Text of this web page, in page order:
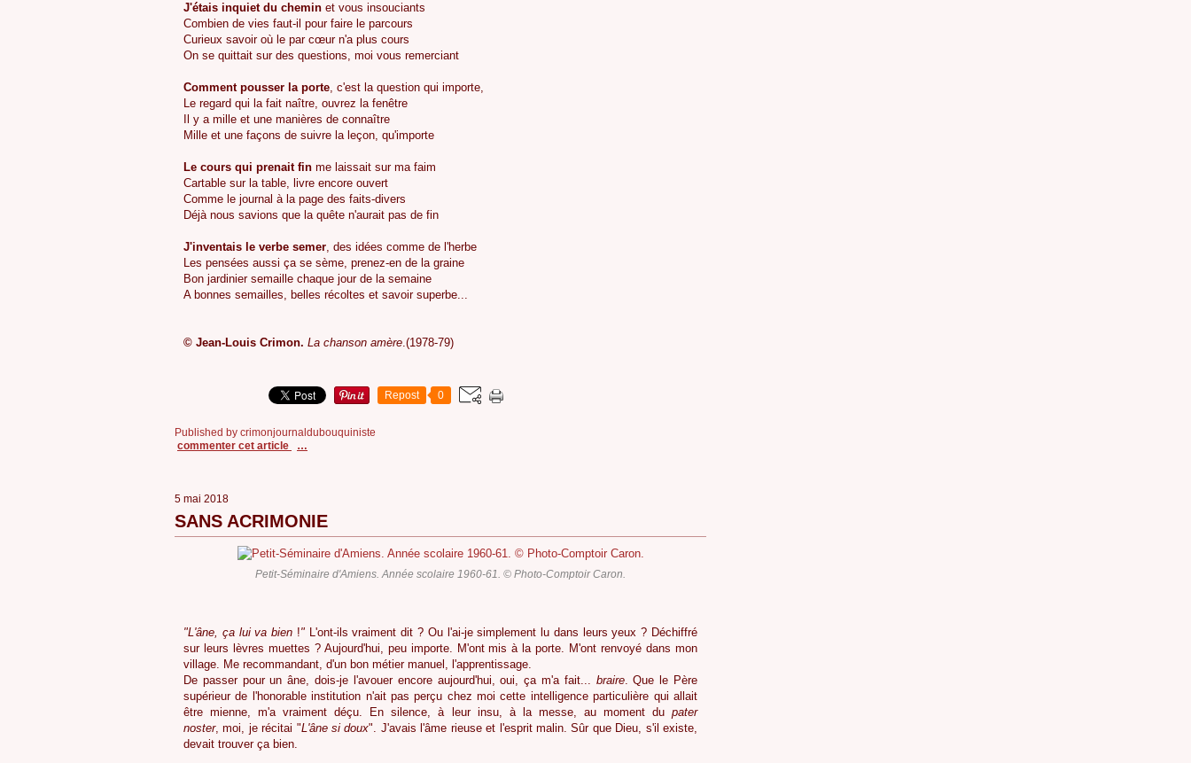
J'étais inquiet du chemin et vous insouciants
Combien de vies faut-il pour faire le parcours
Curieux savoir où le par cœur n'a plus cours
On se quittait sur des questions, moi vous remerciant
Comment pousser la porte, c'est la question qui importe,
Le regard qui la fait naître, ouvrez la fenêtre
Il y a mille et une manières de connaître
Mille et une façons de suivre la leçon, qu'importe
Le cours qui prenait fin me laissait sur ma faim
Cartable sur la table, livre encore ouvert
Comme le journal à la page des faits-divers
Déjà nous savions que la quête n'aurait pas de fin
J'inventais le verbe semer, des idées comme de l'herbe
Les pensées aussi ça se sème, prenez-en de la graine
Bon jardinier semaille chaque jour de la semaine
A bonnes semailles, belles récoltes et savoir superbe...
© Jean-Louis Crimon. La chanson amère.(1978-79)
Repost 0
Published by crimonjournaldubouquiniste
commenter cet article
…
5 mai 2018
SANS ACRIMONIE
Petit-Séminaire d'Amiens. Année scolaire 1960-61. © Photo-Comptoir Caron.
"L'âne, ça lui va bien !"L'ont-ils vraiment dit ? Ou l'ai-je simplement lu dans leurs yeux ? Déchiffré
sur leurs lèvres muettes ? Aujourd'hui, peu importe. M'ont mis à la porte. M'ont renvoyé dans mon
village. Me recommandant, d'un bon métier manuel, l'apprentissage.
De passer pour un âne, dois-je l'avouer encore aujourd'hui, oui, ça m'a fait... braire. Que le Père
supérieur de l'honorable institution n'ait pas perçu chez moi cette intelligence particulière qui allait
être mienne, m'a vraiment déçu. En silence, à leur insu, à la messe, au moment du pater
noster, moi, je récitai "L'âne si doux". J'avais l'âme rieuse et l'esprit malin. Sûr que Dieu, s'il existe,
devait trouver ça bien.